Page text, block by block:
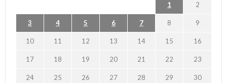
1 2
3 4 5 6 7 8 9
10 11 12 13 14 15 16
17 18 19 20 21 22 23
24 25 26 27 28 29 30